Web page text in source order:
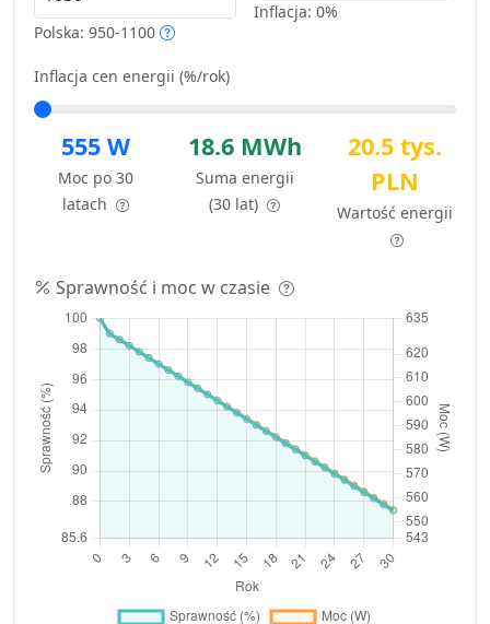
Polska: 950-1100
Inflacja: 0%
Inflacja cen energii (%/rok)
555 W
Moc po 30
latach
18.6 MWh
Suma energii
(30 lat)
20.5 tys.
PLN
Wartość energii
Sprawność i moc w czasie